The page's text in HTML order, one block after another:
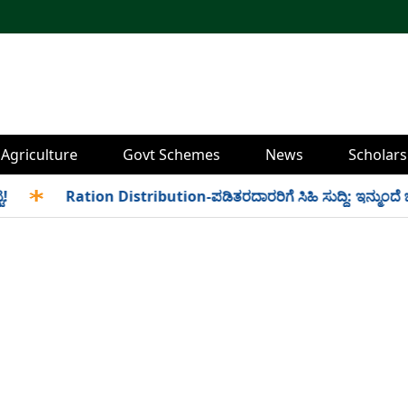
Agriculture Govt Schemes News
Ration Distribution-ಪಡಿತರದಾರರಿಗೆ ಸಿಹಿ ಸುದ್ದಿ: ಇನ್ಮುಂದೆ